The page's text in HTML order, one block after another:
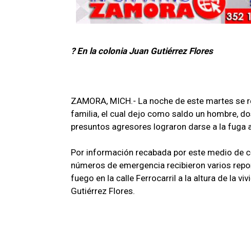
? En la colonia Juan Gutiérrez Flores
ZAMORA, MICH.- La noche de este martes
familia, el cual dejo como saldo un hombre,
presuntos agresores lograron darse a la fuga
Por información recabada por este medio de
números de emergencia recibieron varios
fuego en la calle Ferrocarril a la altura de la
Gutiérrez Flores.